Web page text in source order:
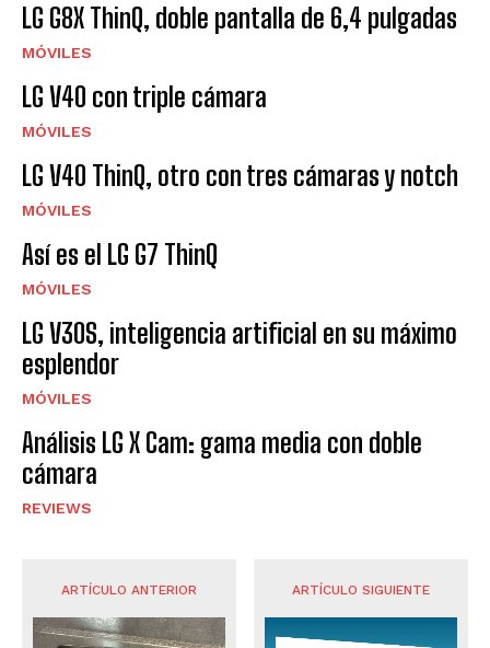
LG G8X ThinQ, doble pantalla de 6,4 pulgadas
MÓVILES
LG V40 con triple cámara
MÓVILES
LG V40 ThinQ, otro con tres cámaras y notch
MÓVILES
Así es el LG G7 ThinQ
MÓVILES
LG V30S, inteligencia artificial en su máximo
esplendor
MÓVILES
Análisis LG X Cam: gama media con doble
cámara
REVIEWS
ARTÍCULO ANTERIOR ARTÍCULO SIGUIENTE